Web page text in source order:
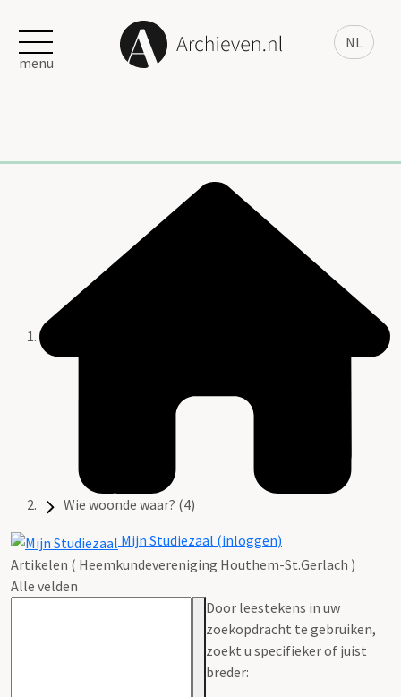
NL
menu
Wie woonde waar? (4)
Mijn Studiezaal (inloggen)
Artikelen ( Heemkundevereniging Houthem-St.Gerlach )
Alle velden
Door leestekens in uw
zoekopdracht te gebruiken,
zoekt u specifieker of juist
breder: